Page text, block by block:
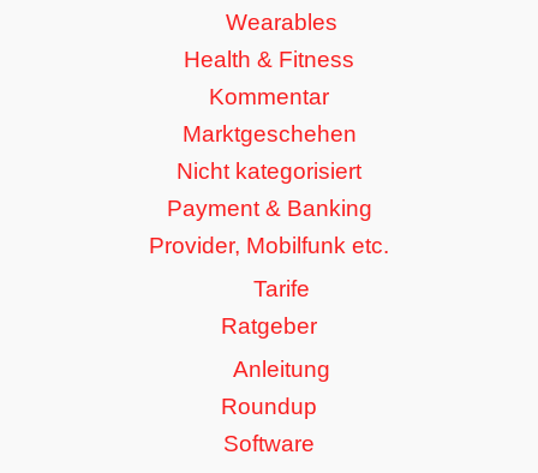
Wearables
Health & Fitness
Kommentar
Marktgeschehen
Nicht kategorisiert
Payment & Banking
Provider, Mobilfunk etc.
Tarife
Ratgeber
Anleitung
Roundup
Software